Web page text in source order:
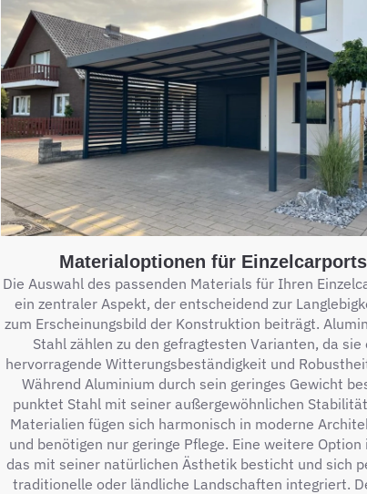
Materialoptionen für Einzelcarports
Die Auswahl des passenden Materials für Ihren
ein zentraler Aspekt, der entscheidend zur
zum Erscheinungsbild der Konstruktion beiträgt.
Stahl zählen zu den gefragtesten Varianten, da sie
hervorragende Witterungsbeständigkeit und
Während Aluminium durch sein geringes Gewicht
punktet Stahl mit seiner außergewöhnlichen
Materialien fügen sich harmonisch in moderne
und benötigen nur geringe Pflege. Eine weitere Option
das mit seiner natürlichen Ästhetik besticht und sich
traditionelle oder ländliche Landschaften integriert.